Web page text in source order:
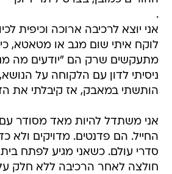
.
אני יוצא לרכיבה ארוכה וכיפית
לוקח איתי שום מגב או מטאטא,
מתעקשים שרק הם "יודעים מה
ניסיתי לדון עם הלקוחה על
הותשתי במאבק, אז קיבלתי את
אני משתדל להיות מאד מסודר
החייל. הם פדנטים. מדויקים ולא
סדרי עולם. כשאני מגיע לפתח
חולצה לאחר הרכיבה ללא חלק